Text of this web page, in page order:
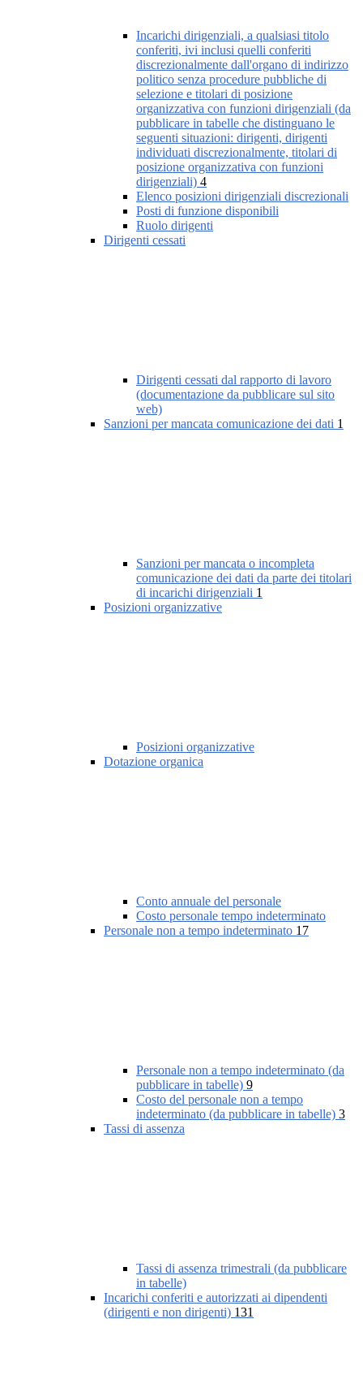
Incarichi dirigenziali, a qualsiasi titolo
conferiti, ivi inclusi quelli conferiti
discrezionalmente dall'organo di indirizzo
politico senza procedure pubbliche di
selezione e titolari di posizione
organizzativa con funzioni dirigenziali (da
pubblicare in tabelle che distinguano le
seguenti situazioni: dirigenti, dirigenti
individuati discrezionalmente, titolari di
posizione organizzativa con funzioni
dirigenziali) 4
Elenco posizioni dirigenziali discrezionali
Posti di funzione disponibili
Ruolo dirigenti
Dirigenti cessati
Dirigenti cessati dal rapporto di lavoro
(documentazione da pubblicare sul sito
web)
Sanzioni per mancata comunicazione dei dati 1
Sanzioni per mancata o incompleta
comunicazione dei dati da parte dei titolari
di incarichi dirigenziali 1
Posizioni organizzative
Posizioni organizzative
Dotazione organica
Conto annuale del personale
Costo personale tempo indeterminato
Personale non a tempo indeterminato 17
Personale non a tempo indeterminato (da
pubblicare in tabelle) 9
Costo del personale non a tempo
indeterminato (da pubblicare in tabelle) 3
Tassi di assenza
Tassi di assenza trimestrali (da pubblicare
in tabelle)
Incarichi conferiti e autorizzati ai dipendenti
(dirigenti e non dirigenti) 131